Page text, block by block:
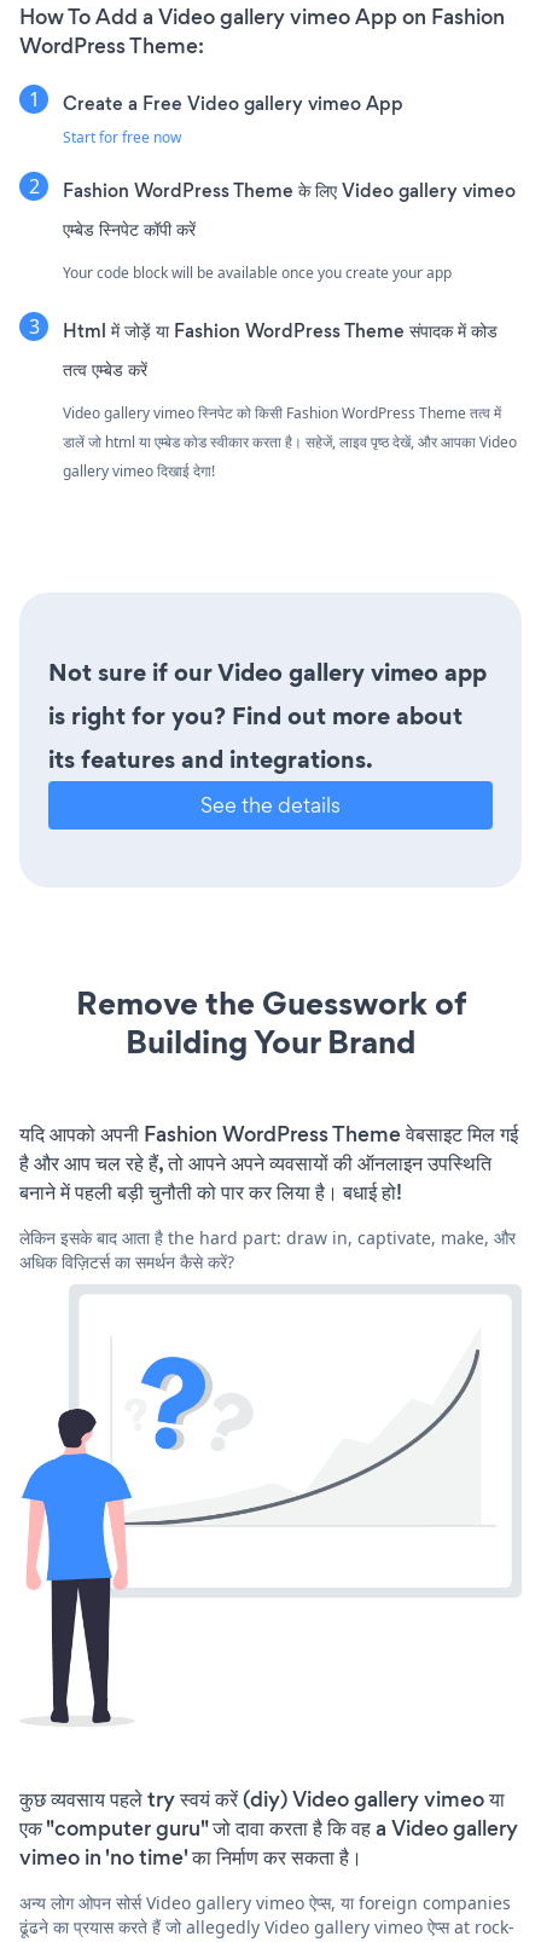
How To Add a Video gallery vimeo App on Fashion
WordPress Theme:
Create a Free Video gallery vimeo App
Start for free now
Fashion WordPress Theme के लिए Video gallery vimeo
एम्बेड स्निपेट कॉपी करें
Your code block will be available once you create your app
Html में जोड़ें या Fashion WordPress Theme संपादक में कोड
तत्व एम्बेड करें
Video gallery vimeo स्निपेट को किसी Fashion WordPress Theme तत्व में
डालें जो html या एम्बेड कोड स्वीकार करता है। सहेजें, लाइव पृष्ठ देखें, और आपका Video
gallery vimeo दिखाई देगा!
Not sure if our Video gallery vimeo app
is right for you? Find out more about
its features and integrations.
See the details
Remove the Guesswork of
Building Your Brand
यदि आपको अपनी Fashion WordPress Theme वेबसाइट मिल गई
है और आप चल रहे हैं, तो आपने अपने व्यवसायों की ऑनलाइन उपस्थिति
बनाने में पहली बड़ी चुनौती को पार कर लिया है। बधाई हो!
लेकिन इसके बाद आता है the hard part: draw in, captivate, make, और
अधिक विज़िटर्स का समर्थन कैसे करें?
कुछ व्यवसाय पहले try स्वयं करें (diy) Video gallery vimeo या
एक "computer guru" जो दावा करता है कि वह a Video gallery
vimeo in 'no time' का निर्माण कर सकता है।
अन्य लोग ओपन सोर्स Video gallery vimeo ऐप्स, या foreign companies
ढूंढने का प्रयास करते हैं जो allegedly Video gallery vimeo ऐप्स at rock-